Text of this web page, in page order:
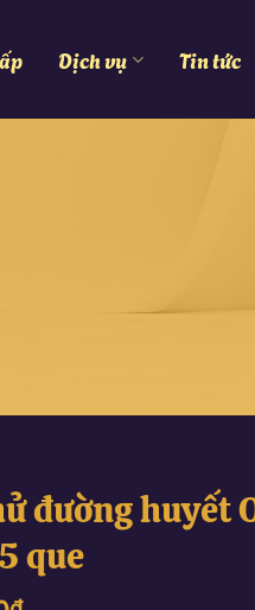
Dịch vụ Tin tức
đường huyết
que